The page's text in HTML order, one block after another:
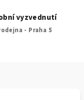
vyzvednutí
- Praha 5